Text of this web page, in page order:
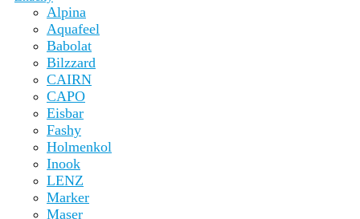
Alpina
Aquafeel
Babolat
Bilzzard
CAIRN
CAPO
Eisbar
Fashy
Holmenkol
Inook
LENZ
Marker
Maser